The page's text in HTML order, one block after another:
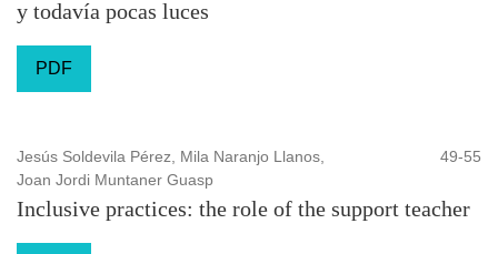
y todavía pocas luces
PDF
Jesús Soldevila Pérez, Mila Naranjo Llanos,
Joan Jordi Muntaner Guasp
49-55
Inclusive practices: the role of the support teacher